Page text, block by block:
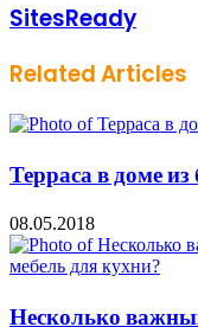
SitesReady
Related Articles
Терраса в доме из
08.05.2018
Несколько